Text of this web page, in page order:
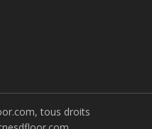
tous droits